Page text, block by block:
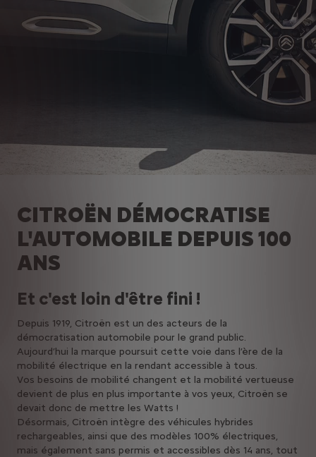
CITROËN DÉMOCRATISE
L'AUTOMOBILE DEPUIS 100
ANS
Et c'est loin d'être fini !
Depuis 1919, Citroën est un des acteurs de la
démocratisation automobile pour le grand public.
Aujourd’hui la marque poursuit cette voie dans l’ère de la
mobilité électrique en la rendant accessible à tous.
Vos besoins de mobilité changent et la mobilité vertueuse
devient de plus en plus importante à vos yeux, Citroën se
devait donc de mettre les Watts !
Désormais, Citroën intègre des véhicules hybrides
rechargeables, ainsi que des modèles 100% électriques,
mais également sans permis et accessibles dès 14 ans, tout